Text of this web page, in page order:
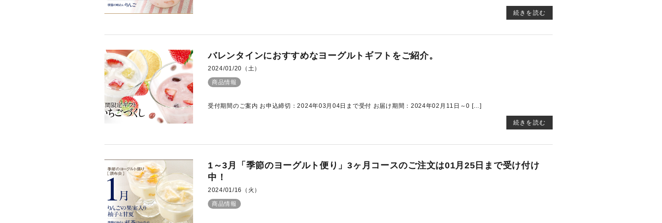
続きを読む
バレンタインにおすすめなヨーグルトギフトをご紹介。
2024/01/20（土）
商品情報
受付期間のご案内 お申込締切：2024年03月04日まで受付 お届け期間：2024年02月11日～0 […]
続きを読む
1～3月「季節のヨーグルト便り」3ヶ月コースのご注文は01月25日まで受け付け
中！
2024/01/16（火）
商品情報